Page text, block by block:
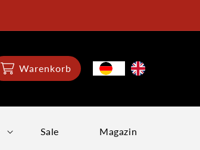
Warenkorb
Sale Magazin